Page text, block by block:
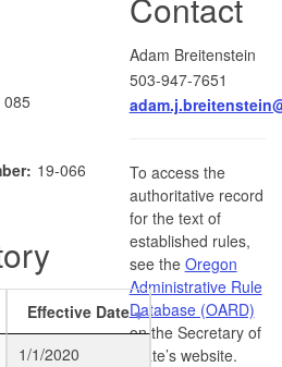
085
19-066
Effective Date
1/1/2020
Adam Breitenstein
503-947-7651
To access the
authoritative record
for the text of
established rules,
see the Oregon
Administrative Rule
Database (OARD)
on the Secretary of
State’s website.